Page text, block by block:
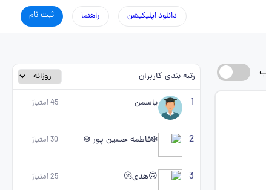
ثبت نام راهنما دانلود اپلیکیشن
رتبه بندی کاربران
1 یاسمن 45امتیاز
2 ❄️فاطمه حسین پور ❄️ 30امتیاز
3 🙃هدی🫠 25امتیاز